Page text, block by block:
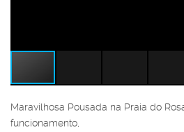
Maravilhosa Pousada na Praia do
funcionamento,